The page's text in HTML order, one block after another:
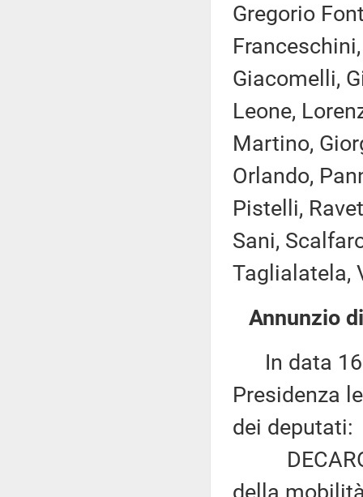
Gregorio
Giacomelli,
Leone,
Martino,
Orlando,
Pistelli,
Sani,
Taglialatela,
Annunzio
In data 16
Presidenza
dei deputati:
DECARO